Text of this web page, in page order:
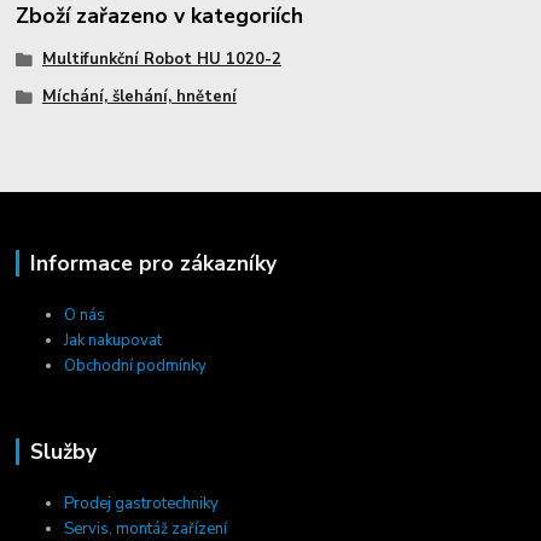
Zboží zařazeno v kategoriích
Multifunkční Robot HU 1020-2
Míchání, šlehání, hnětení
Informace pro zákazníky
O nás
Jak nakupovat
Obchodní podmínky
Služby
Prodej gastrotechniky
Servis, montáž zařízení